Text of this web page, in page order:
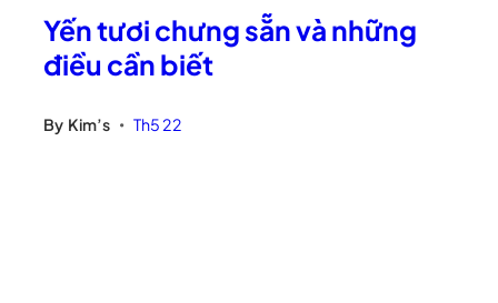
Yến tươi chưng sẵn và những
điều cần biết
By Kim’s • Th5 22